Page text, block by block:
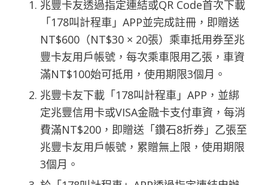
兆豐卡友透過指定連結或QR Code首次下載
「178叫計程車」APP並完成註冊，即贈送
NT$600（NT$30 × 20張）乘車抵用券至兆
豐卡友用戶帳號，每次乘車限用乙張，車資
滿NT$100始可抵用，使用期限3個月。
兆豐卡友下載「178叫計程車」APP，並綁
定兆豐信用卡或VISA金融卡支付車資，每消
費滿NT$200，即贈送「鑽石8折券」乙張至
兆豐卡友用戶帳號，累贈無上限，使用期限
3個月。